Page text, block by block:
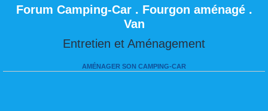
Forum Camping-Car . Fourgon aménagé .
Van
Entretien et Aménagement
AMÉNAGER SON CAMPING-CAR